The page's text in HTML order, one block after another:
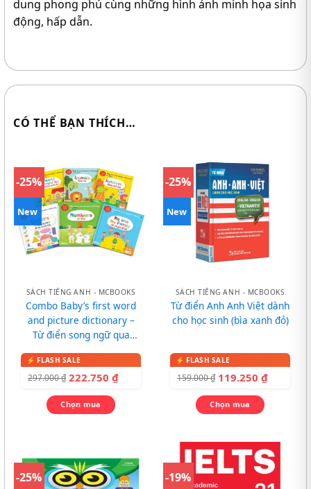
dung phong phú cùng những hình ảnh minh họa sinh
động, hấp dẫn.
CÓ THỂ BẠN THÍCH…
-25%
New
SÁCH TIẾNG ANH - MCBOOKS
Combo Baby’s first word
and picture dictionary –
Từ điển song ngữ qua
297.000₫ 222.750 ₫
Chọn mua
-25%
New
SÁCH TIẾNG ANH - MCBOOKS
Từ điển Anh Anh Việt dành
cho học sinh (bìa xanh đỏ)
159.000₫ 119.250 ₫
Chọn mua
-25% -19%